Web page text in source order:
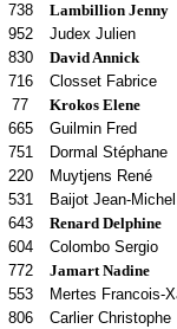
738
Lambillion Jenny
952
Judex Julien
830
David Annick
716
Closset Fabrice
77
Krokos Elene
665
Guilmin Fred
751
Dormal Stéphane
220
Muytjens René
531
Baijot Jean-Michel
643
Renard Delphine
604
Colombo Sergio
772
Jamart Nadine
553
Mertes Francois-
806
Carlier Christophe